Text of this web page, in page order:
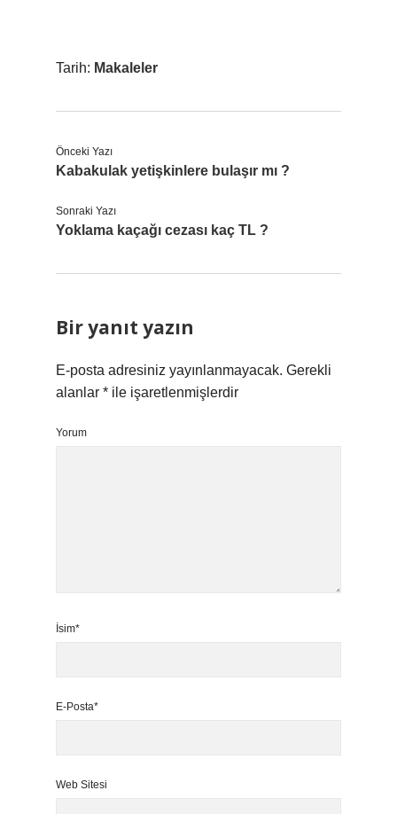
Tarih: Makaleler
Önceki Yazı
Kabakulak yetişkinlere bulaşır mı ?
Sonraki Yazı
Yoklama kaçağı cezası kaç TL ?
Bir yanıt yazın
E-posta adresiniz yayınlanmayacak. Gerekli
alanlar * ile işaretlenmişlerdir
Yorum
İsim*
E-Posta*
Web Sitesi